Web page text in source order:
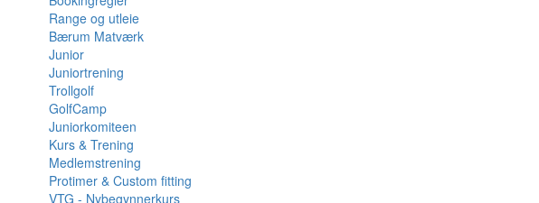
Range og utleie
Bærum Matværk
Junior
Juniortrening
Trollgolf
GolfCamp
Juniorkomiteen
Kurs & Trening
Medlemstrening
Protimer & Custom fitting
VTG - Nybegynnerkurs